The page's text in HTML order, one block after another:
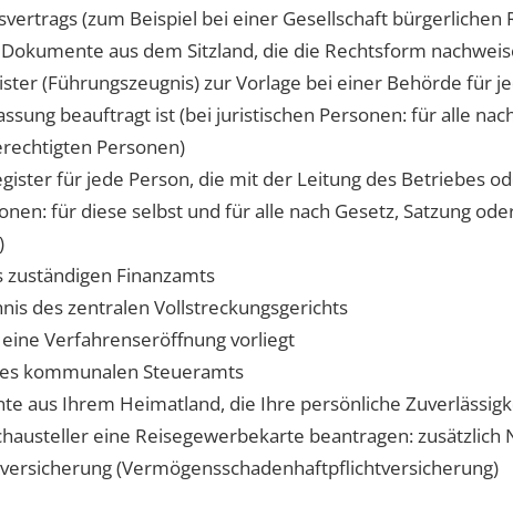
(zum Beispiel bei einer Gesellschaft bürgerlichen
aus dem Sitzland, die die Rechtsform
(Führungszeugnis) zur Vorlage bei einer Behörde für
beauftragt ist (bei juristischen Personen: für alle
Personen)
für jede Person, die mit der Leitung des Betriebes
für diese selbst und für alle nach Gesetz, Satzung
Finanzamts
des zentralen Vollstreckungsgerichts
Verfahrenseröffnung vorliegt
kommunalen Steueramts
aus Ihrem Heimatland, die Ihre persönliche
eine Reisegewerbekarte beantragen:
(Vermögensschadenhaftpflichtversicherung)